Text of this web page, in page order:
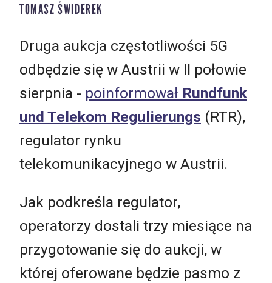
TOMASZ ŚWIDEREK
Druga aukcja częstotliwości 5G
odbędzie się w Austrii w II połowie
sierpnia - poinformował Rundfunk
und Telekom Regulierungs (RTR),
regulator rynku
telekomunikacyjnego w Austrii.
Jak podkreśla regulator,
operatorzy dostali trzy miesiące na
przygotowanie się do aukcji, w
której oferowane będzie pasmo z